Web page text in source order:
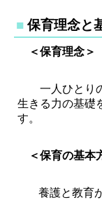
保育理念と
＜保育理念＞
一人ひとりの
生きる力の基礎
す。
＜保育の基本
養護と教育